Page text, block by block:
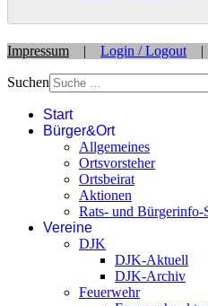
Impressum | Login / Logout
Suchen
Start
Bürger&Ort
Allgemeines
Ortsvorsteher
Ortsbeirat
Aktionen
Rats- und Bürgerinfo-
Vereine
DJK
DJK-Aktuell
DJK-Archiv
Feuerwehr